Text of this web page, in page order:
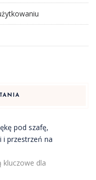
pod szafę,
i przestrzeń na
kluczowe dla